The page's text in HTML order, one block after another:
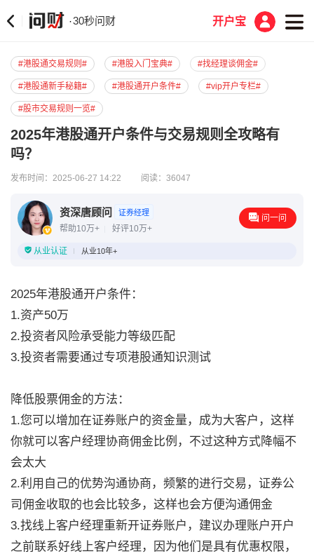
·30秒问财 开户宝
#港股通交易规则# #港股入门宝典# #找经理谈佣金#
#港股通新手秘籍# #港股通开户条件# #vip开户专栏#
#股市交易规则一览#
2025年港股通开户条件与交易规则全攻略有
吗？
发布时间：2025-06-27 14:22 阅读：36047
资深唐顾问 证券经理
帮助10万+ 好评10万+
问一问
从业认证 从业10年+
2025年港股通开户条件：
1.资产50万
2.投资者风险承受能力等级匹配
3.投资者需要通过专项港股通知识测试
降低股票佣金的方法：
1.您可以增加在证券账户的资金量，成为大客户，这样
你就可以客户经理协商佣金比例，不过这种方式降幅不
会太大
2.利用自己的优势沟通协商，频繁的进行交易，证券公
司佣金收取的也会比较多，这样也会方便沟通佣金
3.找线上客户经理重新开证券账户，建议办理账户开户
之前联系好线上客户经理，因为他们是具有优惠权限，